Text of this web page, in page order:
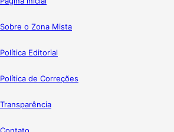
Sobre o Zona Mista
Política Editorial
Política de Correções
Transparência